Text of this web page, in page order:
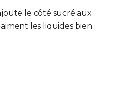
le côté sucré aux
les liquides bien